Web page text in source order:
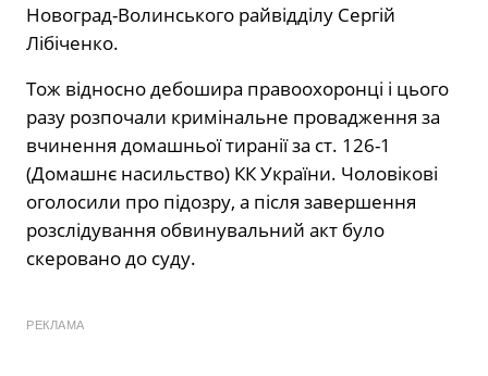
Новоград-Волинського райвідділу Сергій
Лібіченко.
Тож відносно дебошира правоохоронці і цього
разу розпочали кримінальне провадження за
вчинення домашньої тиранії за ст. 126-1
(Домашнє насильство) КК України. Чоловікові
оголосили про підозру, а після завершення
розслідування обвинувальний акт було
скеровано до суду.
РЕКЛАМА